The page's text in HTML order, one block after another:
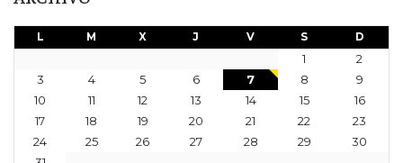
L M X J V S D
1
2
3
4 5 6 7 8
9
10
11 12 13 14 15
16
17
18 19 20 21 22
23
24
25 26 27 28 29
30